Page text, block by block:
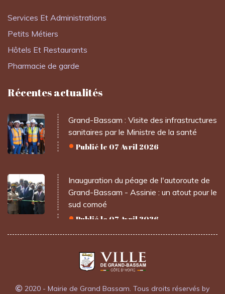
Services Et Administrations
Petits Métiers
Hôtels Et Restaurants
Pharmacie de garde
Récentes actualités
Grand-Bassam : Visite des infrastructures
sanitaires par le Ministre de la santé
Publié le 07 Avril 2026
Inauguration du péage de l'autoroute de
Grand-Bassam - Assinie : un atout pour le
sud comoé
Publié le 07 Avril 2026
2020 - Mairie de Grand Bassam. Tous droits réservés by